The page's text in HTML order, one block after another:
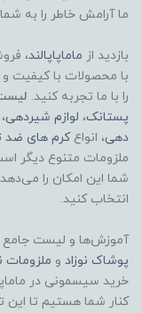
ما آرامش خاطر را به
بازدید از ماماپاپالند،
با محصولات با کیفیت و
را با ما تجربه کنید.
پستانک، لوازم شیردهی،
دهی، انواعکرم های ضد
ملزومات متنوع دیگر
شما این امکان را
انتخاب کنید.
آموزش‌ها و لیست جامع
پوشاک نوزاد و ملزومات
خرید سیسمونی در
کنار شما هستیم تا این